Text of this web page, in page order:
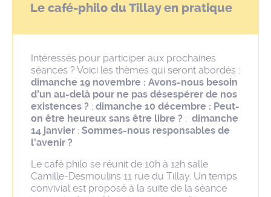
Le café-philo du Tillay en pratique
Intéressés pour participer aux prochaines
séances ? Voici les thèmes qui seront abordés :
dimanche 19 novembre : Avons-nous besoin
d’un au-delà pour ne pas désespérer de nos
existences ? ; dimanche 10 décembre : Peut-
on être heureux sans être libre ? ; dimanche
14 janvier : Sommes-nous responsables de
l’avenir ?
Le café philo se réunit de 10h à 12h salle
Camille-Desmoulins 11 rue du Tillay. Un temps
convivial est proposé à la suite de la séance